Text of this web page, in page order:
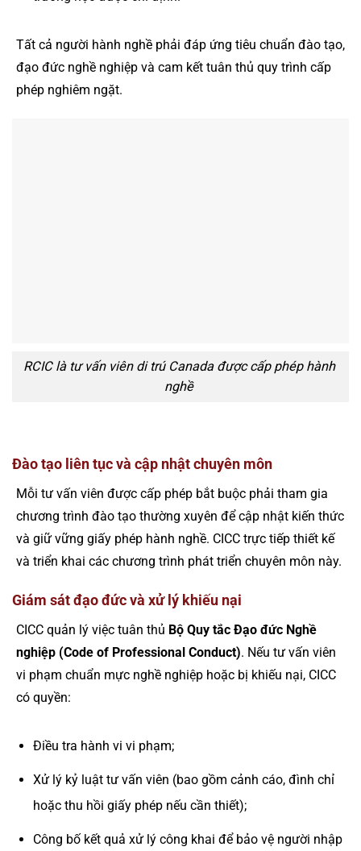
Tất cả người hành nghề phải đáp ứng tiêu chuẩn đào tạo,
đạo đức nghề nghiệp và cam kết tuân thủ quy trình cấp
phép nghiêm ngặt.
RCIC là tư vấn viên di trú Canada được cấp phép hành
nghề
Đào tạo liên tục và cập nhật chuyên môn
Mỗi tư vấn viên được cấp phép bắt buộc phải tham gia
chương trình đào tạo thường xuyên để cập nhật kiến thức
và giữ vững giấy phép hành nghề. CICC trực tiếp thiết kế
và triển khai các chương trình phát triển chuyên môn này.
Giám sát đạo đức và xử lý khiếu nại
CICC quản lý việc tuân thủ Bộ Quy tắc Đạo đức Nghề
nghiệp (Code of Professional Conduct). Nếu tư vấn viên
vi phạm chuẩn mực nghề nghiệp hoặc bị khiếu nại, CICC
có quyền:
Điều tra hành vi vi phạm;
Xử lý kỷ luật tư vấn viên (bao gồm cảnh cáo, đình chỉ
hoặc thu hồi giấy phép nếu cần thiết);
Công bố kết quả xử lý công khai để bảo vệ người nhập